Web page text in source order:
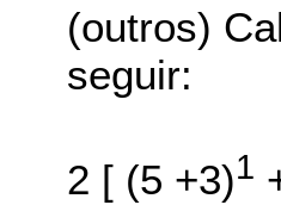
(outros)
seguir:
2 [ (5 +3)1